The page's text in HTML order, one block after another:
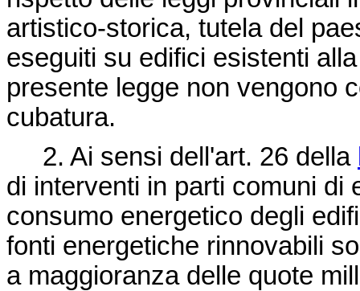
artistico-storica, tutela del
eseguiti su edifici esistenti
presente legge non vengono
cubatura.
2. Ai sensi dell'art. 26 della
di interventi in parti comuni di
consumo energetico degli
fonti energetiche rinnovabili
a maggioranza delle quote